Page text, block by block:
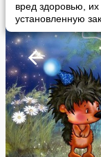
вред здоровью,
установленную